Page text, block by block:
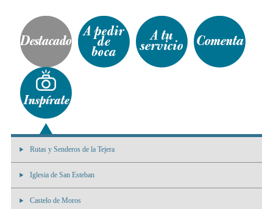
Rutas y Senderos de la Tejera
Iglesia de San Esteban
Castelo de Moros